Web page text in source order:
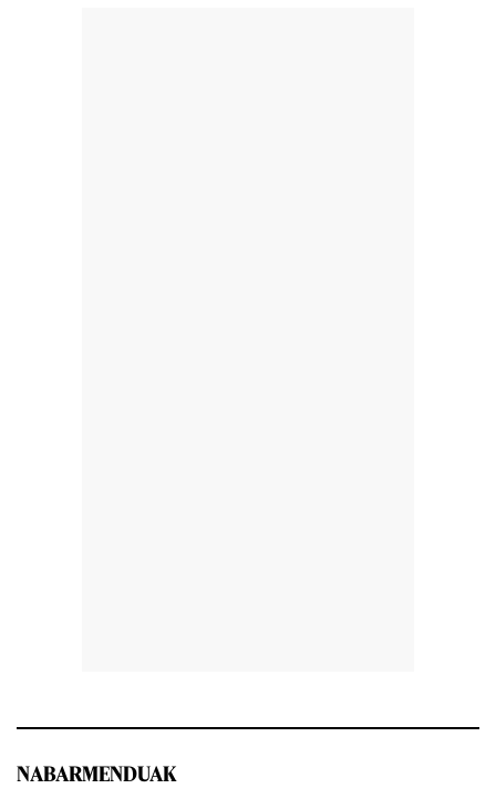
NABARMENDUAK